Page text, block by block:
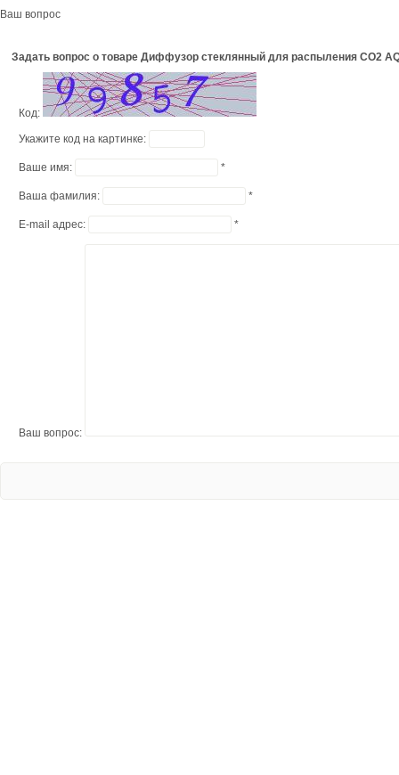
Ваш вопрос
Задать вопрос о товаре Диффузор стеклянный для распыления СО2
Код:
Укажите код на картинке:
Ваше имя: *
Ваша фамилия: *
E-mail адрес: *
Ваш вопрос: